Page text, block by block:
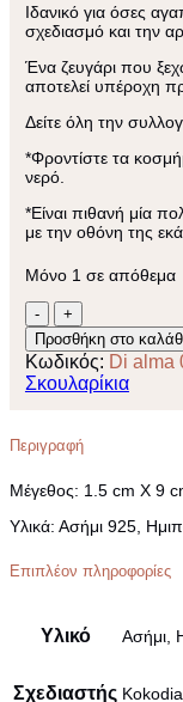
Ιδανικό για όσες
σχεδιασμό και την
Ένα ζευγάρι που
αποτελεί υπέροχη
Δείτε όλη την
*Φροντίστε τα
νερό.
*Είναι πιθανή μία
με την οθόνη της
Μόνο 1 σε απόθεμα
Ασύμμετρα
Σκουλαρίκια
Φύλλο
Ελιάς
Ημιπολύτιμη
ποσότητα
Προσθήκη στο
Κωδικός: Di alma
Σκουλαρίκια
Περιγραφή
Μέγεθος: 1.5 cm Χ 9
Υλικά: Ασήμι 925,
Επιπλέον πληροφορίες
Υλικό Ασήμι,
Σχεδιαστής